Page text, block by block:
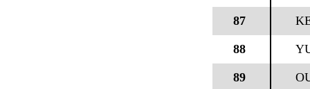
87
88
89